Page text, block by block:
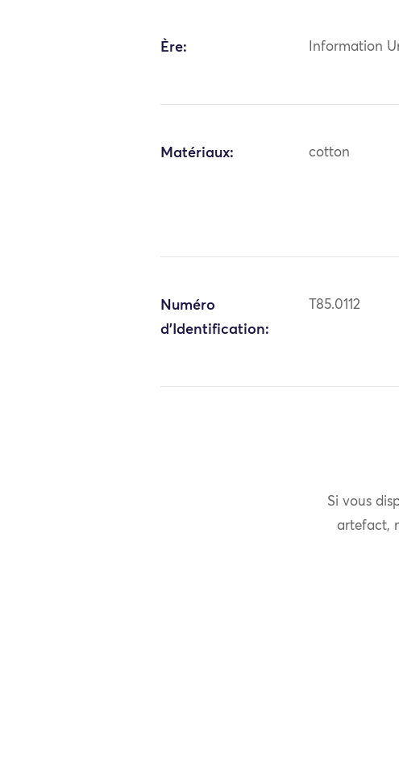
Ère: Information
Matériaux: cotton
Numéro
d'Identification:
T85.0112
Si vous
artefact,